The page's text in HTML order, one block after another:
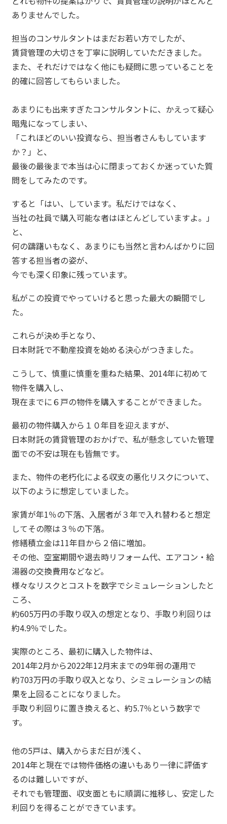
ありませんでした。
担当のコンサルタントはまだお若い方でしたが、
賃貸管理の大切さを丁寧に説明していただきました。
また、それだけではなく他にも疑問に思っていることを
的確に回答してもらいました。
あまりにも出来すぎたコンサルタントに、かえって疑心
暗鬼になってしまい、
「これほどのいい投資なら、担当者さんもしています
か？」と、
最後の最後まで本当は心に閉まっておくか迷っていた質
問をしてみたのです。
すると「はい、しています。私だけではなく、
当社の社員で購入可能な者はほとんどしていますよ。」
と、
何の躊躇いもなく、あまりにも当然と言わんばかりに回
答する担当者の姿が、
今でも深く印象に残っています。
私がこの投資でやっていけると思った最大の瞬間でし
た。
これらが決め手となり、
日本財託で不動産投資を始める決心がつきました。
こうして、慎重に慎重を重ねた結果、2014年に初めて
物件を購入し、
現在までに６戸の物件を購入することができました。
最初の物件購入から１０年目を迎えますが、
日本財託の賃貸管理のおかげで、私が懸念していた管理
面での不安は現在も皆無です。
また、物件の老朽化による収支の悪化リスクについて、
以下のように想定していました。
家賃が年1％の下落、入居者が３年で入れ替わると想定
してその際は３％の下落。
修繕積立金は11年目から２倍に増加。
その他、空室期間や退去時リフォーム代、エアコン・給
湯器の交換費用などなど。
様々なリスクとコストを数字でシミュレーションしたと
ころ、
約605万円の手取り収入の想定となり、手取り利回りは
約4.9％でした。
実際のところ、最初に購入した物件は、
2014年2月から2022年12月末までの9年弱の運用で
約703万円の手取り収入となり、シミュレーションの結
果を上回ることになりました。
手取り利回りに置き換えると、約5.7％という数字で
す。
他の5戸は、購入からまだ日が浅く、
2014年と現在では物件価格の違いもあり一律に評価す
るのは難しいですが、
それでも管理面、収支面ともに順調に推移し、安定した
利回りを得ることができています。